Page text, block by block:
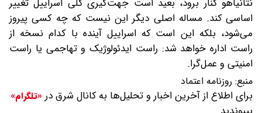
اساسی کند. مساله اصلی دیگر این نیست که چه کسی پیروز
می‌شود، بلکه این است که اسراییل آینده با کدام نسخه از
راست اداره خواهد شد: راست ایدئولوژیک و تهاجمی یا راست
امنیتی و عمل‌گرا.
منبع: روزنامه اعتماد
برای اطلاع از آخرین اخبار و تحلیل‌ها به کانال شرق در «تلگرام»